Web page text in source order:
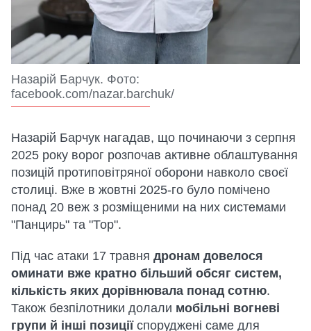
Назарій Барчук. Фото:
facebook.com/nazar.barchuk/
Назарій Барчук нагадав, що починаючи з серпня
2025 року ворог розпочав активне облаштування
позицій протиповітряної оборони навколо своєї
столиці. Вже в жовтні 2025-го було помічено
понад 20 веж з розміщеними на них системами
"Панцирь" та "Тор".
Під час атаки 17 травня дронам довелося
оминати вже кратно більший обсяг систем,
кількість яких дорівнювала понад сотню.
Також безпілотники долали мобільні вогневі
групи й інші позиції споруджені саме для